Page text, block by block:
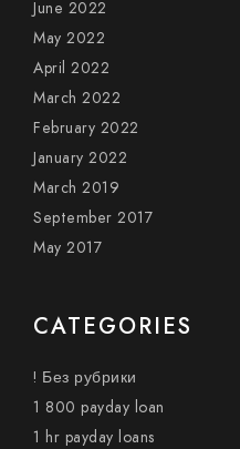
June 2022
May 2022
April 2022
March 2022
February 2022
January 2022
March 2019
September 2017
May 2017
CATEGORIES
! Без рубрики
1 800 payday loan
1 hr payday loans